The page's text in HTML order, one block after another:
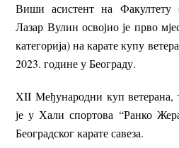
Виши асистент на Факултету
Лазар Вулин освојио је прво
категорија) на карате купу
2023. године у Београду.
XII Међународни куп ветерана,
је у Хали спортова “Ранко
Београдског карате савеза.